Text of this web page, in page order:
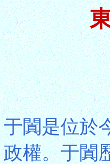
于闐是位於
政權。于闐